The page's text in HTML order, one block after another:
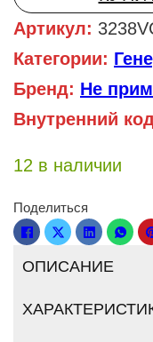
Артикул:
Категории:
Бренд: Не
Внутренний
12 в наличии
Поделиться
ОПИСАНИЕ